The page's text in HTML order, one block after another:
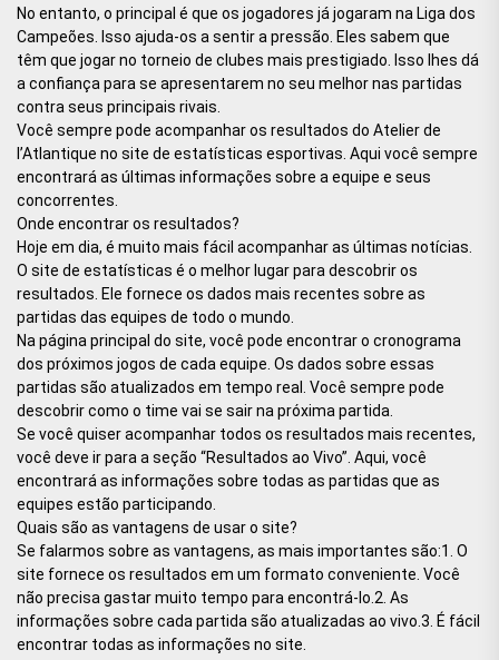
No entanto, o principal é que os jogadores já jogaram na Liga dos
Campeões. Isso ajuda-os a sentir a pressão. Eles sabem que
têm que jogar no torneio de clubes mais prestigiado. Isso lhes dá
a confiança para se apresentarem no seu melhor nas partidas
contra seus principais rivais.
Você sempre pode acompanhar os resultados do Atelier de
l’Atlantique no site de estatísticas esportivas. Aqui você sempre
encontrará as últimas informações sobre a equipe e seus
concorrentes.
Onde encontrar os resultados?
Hoje em dia, é muito mais fácil acompanhar as últimas notícias.
O site de estatísticas é o melhor lugar para descobrir os
resultados. Ele fornece os dados mais recentes sobre as
partidas das equipes de todo o mundo.
Na página principal do site, você pode encontrar o cronograma
dos próximos jogos de cada equipe. Os dados sobre essas
partidas são atualizados em tempo real. Você sempre pode
descobrir como o time vai se sair na próxima partida.
Se você quiser acompanhar todos os resultados mais recentes,
você deve ir para a seção “Resultados ao Vivo”. Aqui, você
encontrará as informações sobre todas as partidas que as
equipes estão participando.
Quais são as vantagens de usar o site?
Se falarmos sobre as vantagens, as mais importantes são:1. O
site fornece os resultados em um formato conveniente. Você
não precisa gastar muito tempo para encontrá-lo.2. As
informações sobre cada partida são atualizadas ao vivo.3. É fácil
encontrar todas as informações no site.